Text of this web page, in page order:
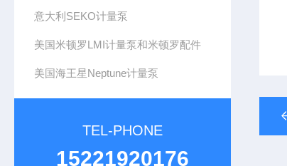
意大利SEKO计量泵
美国米顿罗LMI计量泵和米顿罗配件
美国海王星Neptune计量泵
TEL-PHONE
15221920176